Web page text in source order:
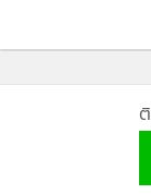
ต่อเนื่อง ทั้งค่าธร
แคมเปญ ค่าโฆษ
ผู้ขายหลายรายย